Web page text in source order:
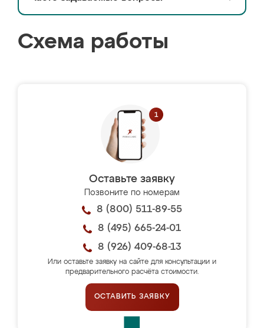
Схема работы
Оставьте заявку
Позвоните по номерам
8 (800) 511-89-55
8 (495) 665-24-01
8 (926) 409-68-13
Или оставьте заявку на сайте для консультации и
предварительного расчёта стоимости.
ОСТАВИТЬ ЗАЯВКУ